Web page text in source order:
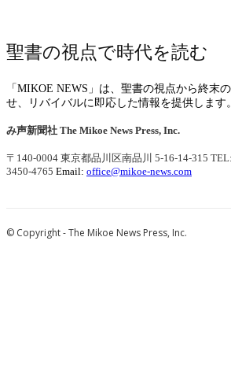
聖書の視点で時代を読む
「MIKOE NEWS」は、聖書の視点から終末
せ、リバイバルに即応した情報を提供します。
み声新聞社 The Mikoe News Press, Inc.
〒140-0004 東京都品川区南品川 5-16-14-315
3450-4765 Email: office@mikoe-news.com
© Copyright - The Mikoe News Press, Inc.